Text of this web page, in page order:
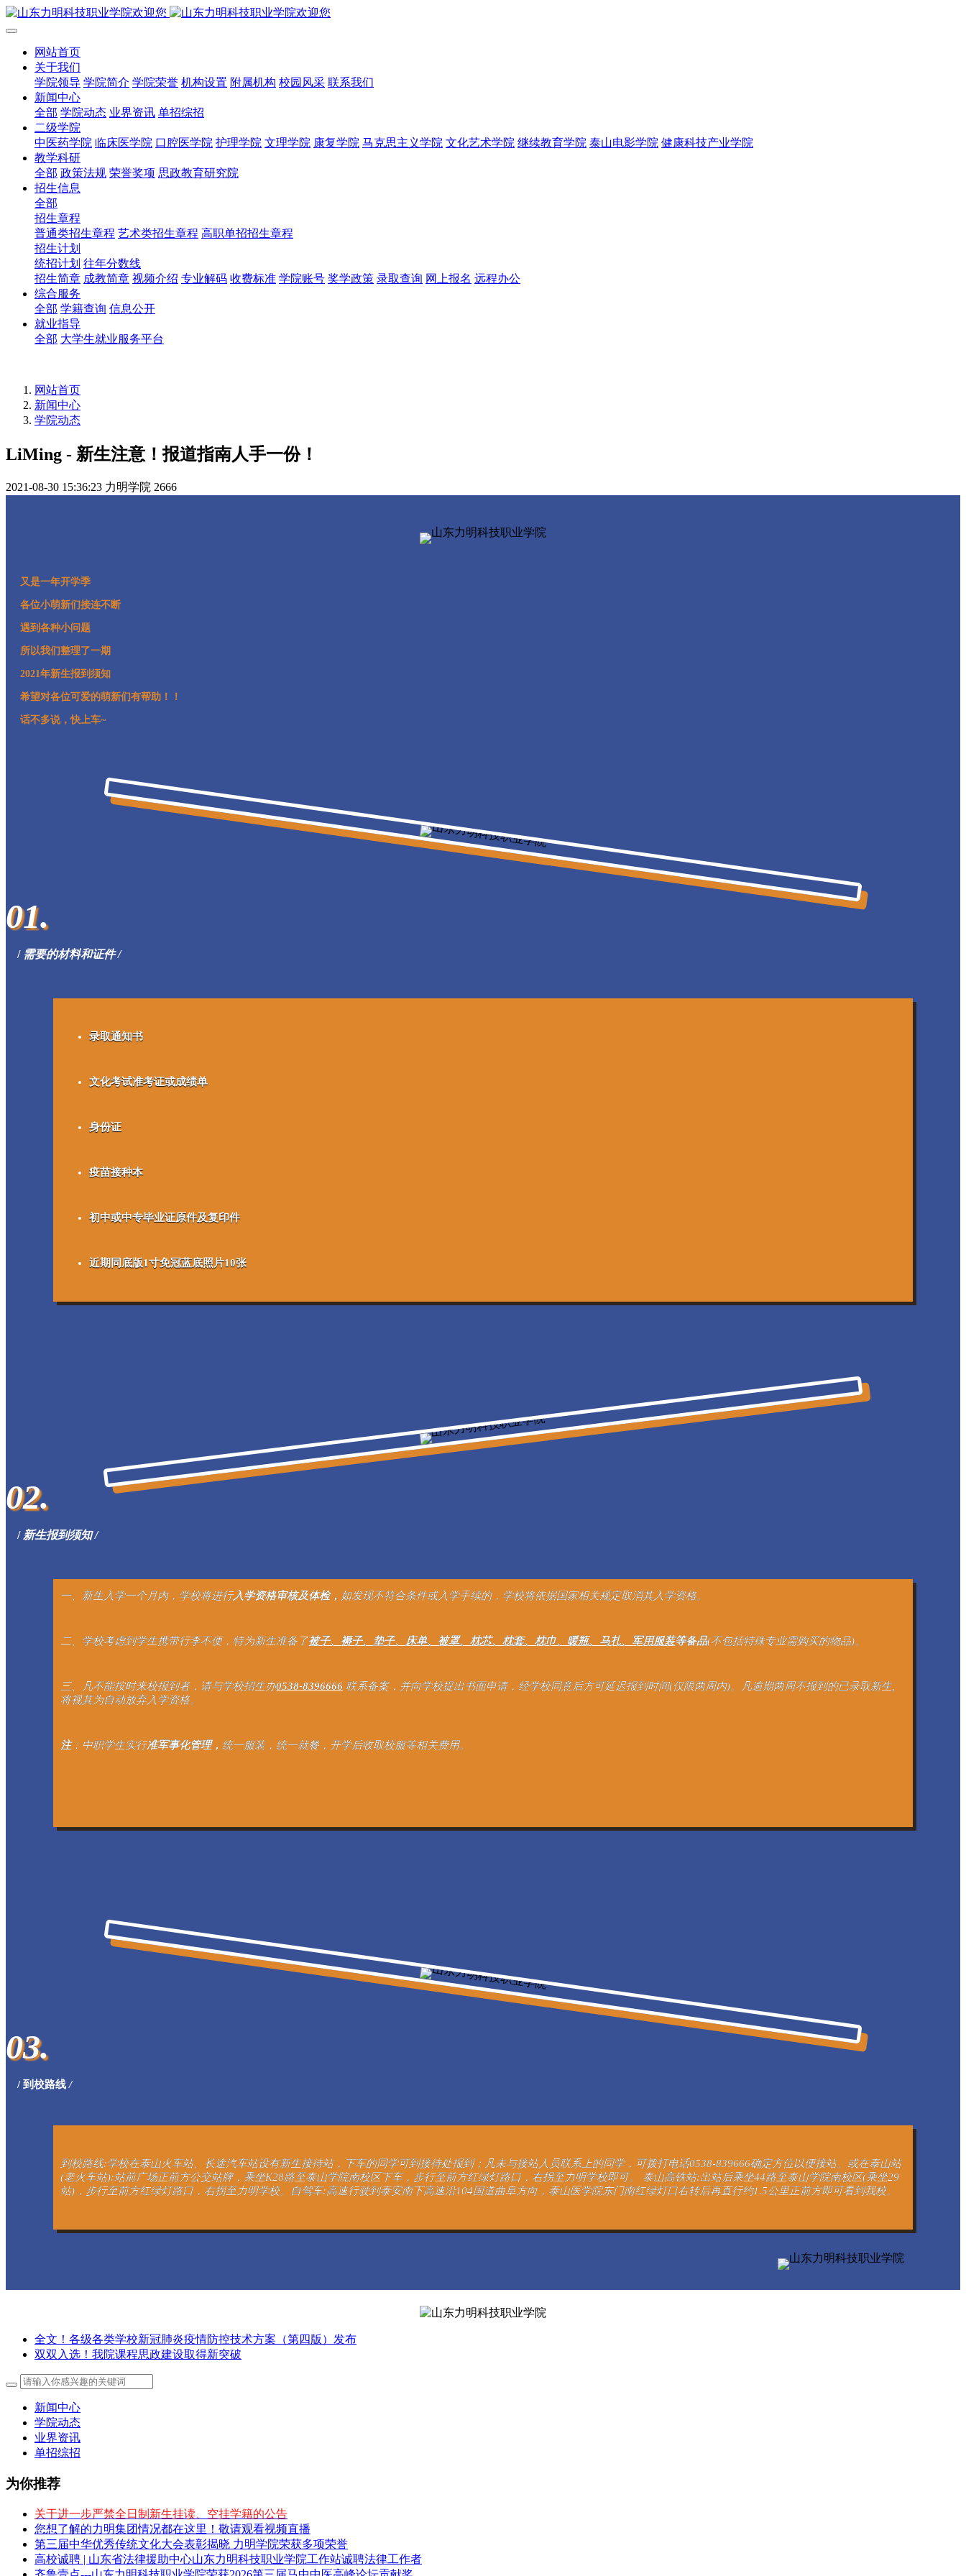
网站首页
关于我们
学院领导 学院简介 学院荣誉 机构设置 附属机构 校园风采 联系我们
新闻中心
全部 学院动态 业界资讯 单招综招
二级学院
中医药学院 临床医学院 口腔医学院 护理学院 文理学院 康复学院 马克思主义学院 文化艺术学院 继续教育学院 泰山电影学院 健康科技产业学院
教学科研
全部 政策法规 荣誉奖项 思政教育研究院
招生信息
全部
招生章程
普通类招生章程 艺术类招生章程 高职单招招生章程
招生计划
统招计划 往年分数线
招生简章 成教简章 视频介绍 专业解码 收费标准 学院账号 奖学政策 录取查询 网上报名 远程办公
综合服务
全部 学籍查询 信息公开
就业指导
全部 大学生就业服务平台
网站首页
新闻中心
学院动态
LiMing - 新生注意！报道指南人手一份！
2021-08-30 15:36:23 力明学院 2666
又是一年开学季
各位小萌新们接连不断
遇到各种小问题
所以我们整理了一期
2021年新生报到须知
希望对各位可爱的萌新们有帮助！！
话不多说，快上车~
01.
/ 需要的材料和证件 /
录取通知书
文化考试准考证或成绩单
身份证
疫苗接种本
初中或中专毕业证原件及复印件
近期同底版1寸免冠蓝底照片10张
02.
/ 新生报到须知 /
一、新生入学一个月内，学校将进行入学资格审核及体检， 如发现不符合条件或入学手续的，学校将依据国家相关规定取消其入学资格。
二、学校考虑到学生携带行李不便，特为新生准备了被子、褥子、垫子、床单、被罩、枕芯、枕套、枕巾、暖瓶、马扎、军用服装等备品(不包括特殊专业需购买的物品)。
三、凡不能按时来校报到者，请与学校招生办0538-8396666 联系备案，并向学校提出书面申请，经学校同意后方可延迟报到时间(仅限两周内)。凡逾期两周不报到的已录取新生,
将视其为自动放弃入学资格。
注：中职学生实行准军事化管理， 统一服装，统一就餐，开学后收取校服等相关费用。
03.
/ 到校路线/
到校路线:学校在泰山火车站、长途汽车站设有新生接待站，下车的同学可到接待处报到；凡未与接站人员联系上的同学，可拨打电话0538-839666确定方位以便接站。或在泰山站
(老火车站):站前广场正前方公交站牌，乘坐K28路至泰山学院南校区下车，步行至前方红绿灯路口，右拐至力明学校即可。 泰山高铁站:出站后乘坐44路至泰山学院南校区(乘坐29
站)，步行至前方红绿灯路口，右拐至力明学校。自驾车:高速行驶到泰安南下高速沿104国道曲阜方向，泰山医学院东门南红绿灯口右转后再直行约1.5公里正前方即可看到我校。
全文！各级各类学校新冠肺炎疫情防控技术方案（第四版）发布
双双入选！我院课程思政建设取得新突破
新闻中心
学院动态
业界资讯
单招综招
为你推荐
关于进一步严禁全日制新生挂读、空挂学籍的公告
您想了解的力明集团情况都在这里！敬请观看视频直播
第三届中华优秀传统文化大会表彰揭晓 力明学院荣获多项荣誉
高校诚聘 | 山东省法律援助中心山东力明科技职业学院工作站诚聘法律工作者